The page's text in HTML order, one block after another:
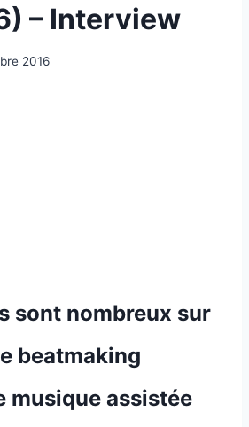
– Interview
2016
sont nombreux sur
beatmaking
musique assistée